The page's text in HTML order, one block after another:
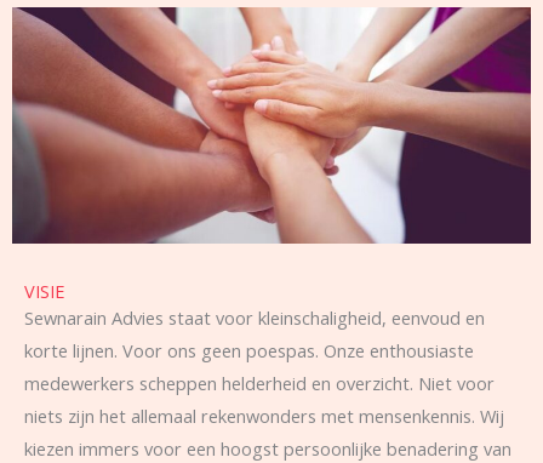
VISIE
Sewnarain Advies staat voor kleinschaligheid, eenvoud en
korte lijnen. Voor ons geen poespas. Onze enthousiaste
medewerkers scheppen helderheid en overzicht. Niet voor
niets zijn het allemaal rekenwonders met mensenkennis. Wij
kiezen immers voor een hoogst persoonlijke benadering van